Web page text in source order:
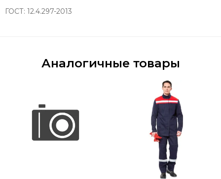
ГОСТ: 12.4.297-2013
Аналогичные товары